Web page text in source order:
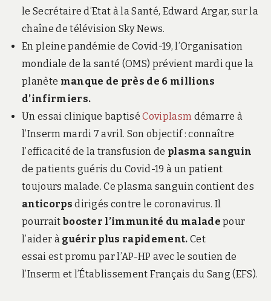
le Secrétaire d’Etat à la Santé, Edward Argar, sur la
chaîne de télévision Sky News.
En pleine pandémie de Covid-19, l’Organisation
mondiale de la santé (OMS) prévient mardi que la
planète manque de près de 6 millions
d’infirmiers.
Un essai clinique baptiséCoviplasm démarre à
l’Inserm mardi 7 avril. Son objectif : connaître
l’efficacité de la transfusion de plasma sanguin
de patients guéris du Covid-19 à un patient
toujours malade. Ce plasma sanguin contient des
anticorpsdirigés contre le coronavirus. Il
pourrait booster l’immunité du maladepour
l’aider à guérir plus rapidement. Cet
essai est promu par l’AP-HP avec le soutien de
l’Inserm et l’Établissement Français du Sang (EFS).